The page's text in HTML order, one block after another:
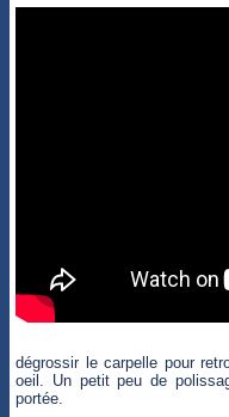
dégrossir le carpelle pour
oeil. Un petit peu de
portée.